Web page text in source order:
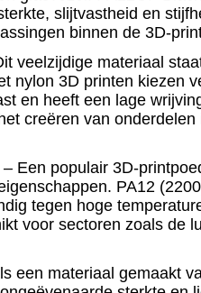
slijtvastheid en
binnen de 3D-
veelzijdige materiaal
nylon 3D printen kiezen
en heeft een lage
creëren van
– Een populair 3D-
PA12
tegen hoge
voor sectoren zoals de
een materiaal gemaakt